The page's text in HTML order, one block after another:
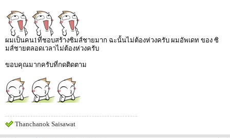
ผมเป็นคน1ที่ชอบสร้างซิมส์ชายมาก ฉะนั้นไม่ต้องห่วงครับ ผมอัพเดท ของ ซิ
มส์ชายตลอดเวลาไม่ต้องห่วงครับ
ขอบคุณมากครับที่กดติดตาม
Thanchanok Saisawat